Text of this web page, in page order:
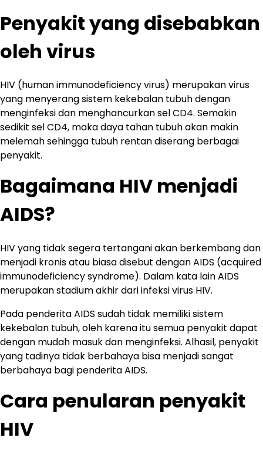
Penyakit yang disebabkan
oleh virus
HIV (human immunodeficiency virus) merupakan virus
yang menyerang sistem kekebalan tubuh dengan
menginfeksi dan menghancurkan sel CD4. Semakin
sedikit sel CD4, maka daya tahan tubuh akan makin
melemah sehingga tubuh rentan diserang berbagai
penyakit.
Bagaimana HIV menjadi
AIDS?
HIV yang tidak segera tertangani akan berkembang dan
menjadi kronis atau biasa disebut dengan AIDS (acquired
immunodeficiency syndrome). Dalam kata lain AIDS
merupakan stadium akhir dari infeksi virus HIV.
Pada penderita AIDS sudah tidak memiliki sistem
kekebalan tubuh, oleh karena itu semua penyakit dapat
dengan mudah masuk dan menginfeksi. Alhasil, penyakit
yang tadinya tidak berbahaya bisa menjadi sangat
berbahaya bagi penderita AIDS.
Cara penularan penyakit
HIV